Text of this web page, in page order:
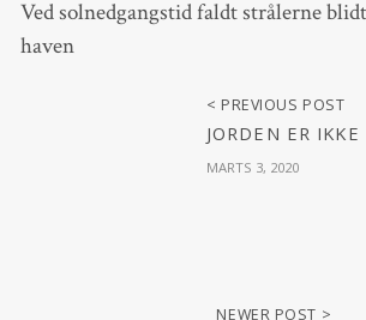
Ved solnedgangstid faldt strålerne
haven
< PREVIOUS POST
JORDEN ER
MARTS 3, 2020
NEWER POST >